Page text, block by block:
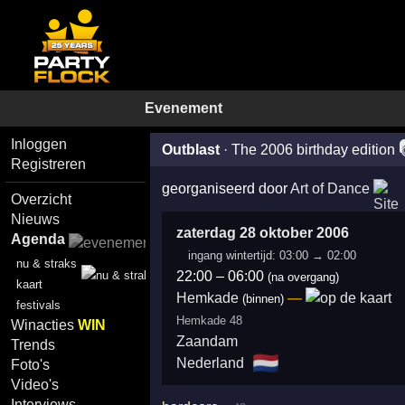
Evenement
Inloggen
Registreren
Overzicht
Nieuws
Agenda
nu & straks
kaart
festivals
WinactiesWIN
Trends
Foto's
Video's
Outblast· The 2006 birthday edition
georganiseerd doorArt of Dance
zaterdag 28 oktober 2006
ingang wintertijd: 03:00 → 02:00
22:00– 06:00 (na overgang)
Hemkade (binnen) —
Hemkade 48
Zaandam
Nederland
🇳🇱